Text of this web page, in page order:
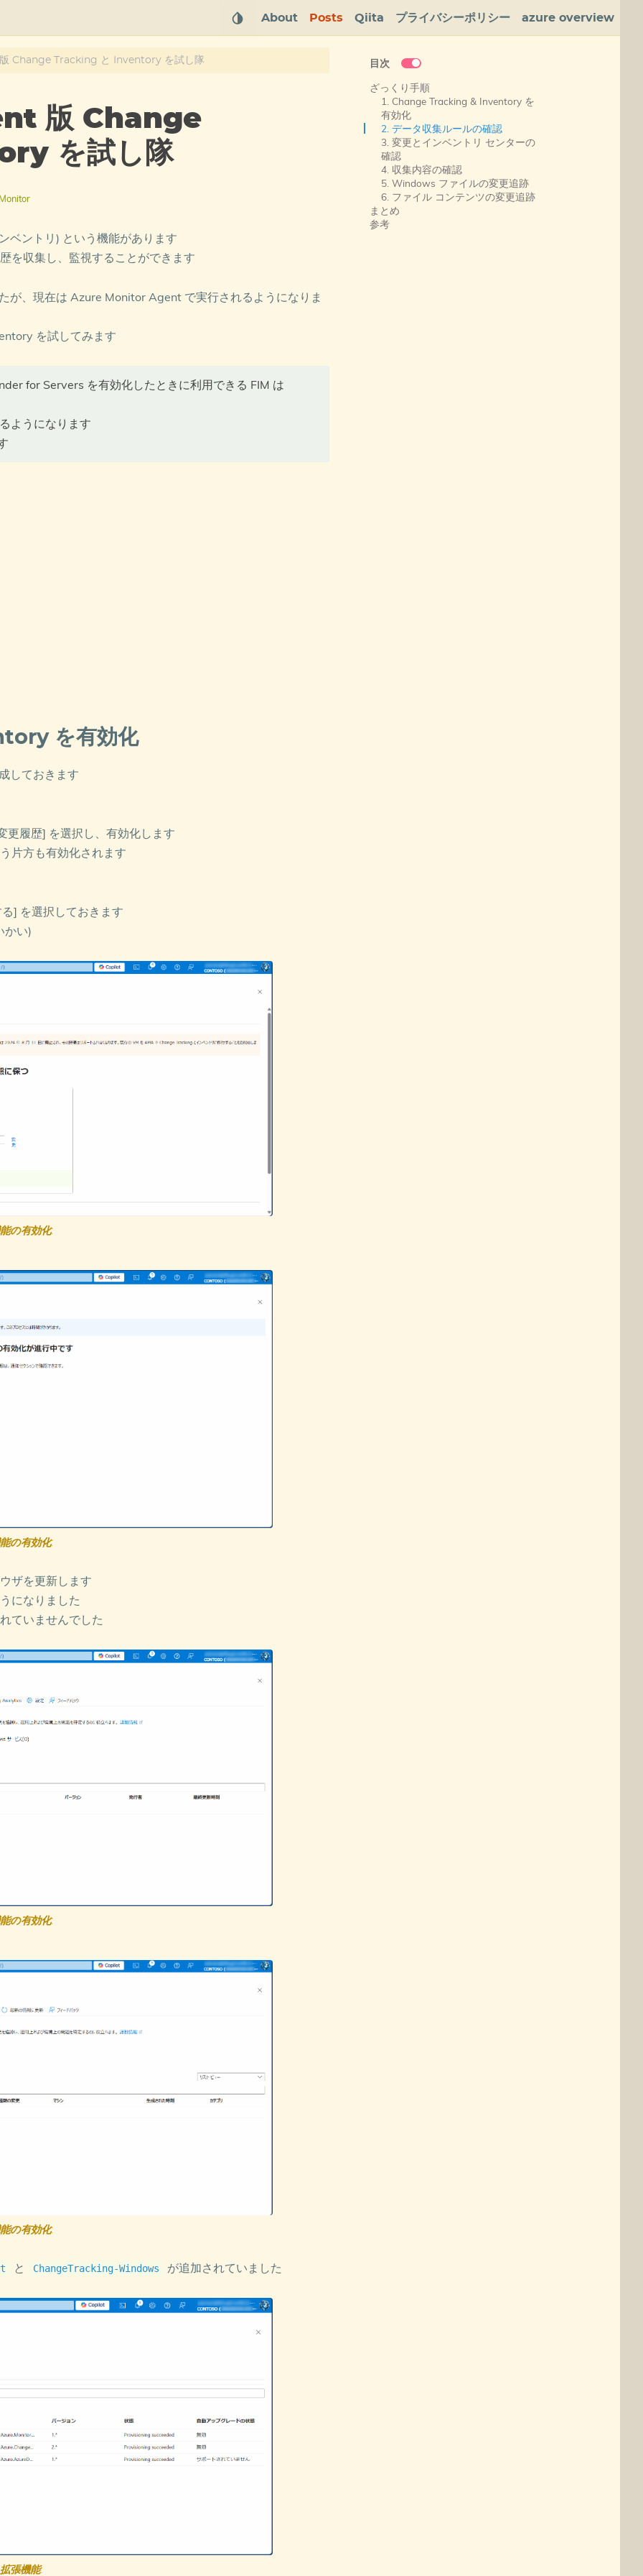
About Posts Qiita プライバシーポリシー azure overview
Change Tracking と Inventory を試し隊
版 Change
を試し隊
ベントリ) という機能があります
を収集し、監視することができます
、現在は Azure Monitor Agent で実行されるようになりま
を試してみます
for Servers を有効化したときに利用できる FIM は
ようになります
を有効化
しておきます
更履歴] を選択し、有効化します
片方も有効化されます
] を選択しておきます
かい)
の有効化:
の有効化:
ザを更新します
になりました
ていませんでした
の有効化:
の有効化:
と ChangeTracking-Windows が追加されていました
拡張機能:
目次
ざっくり手順
1. Change Tracking & Inventory を
有効化
2. データ収集ルールの確認
3. 変更とインベントリ センターの
確認
4. 収集内容の確認
5. Windows ファイルの変更追跡
6. ファイル コンテンツの変更追跡
まとめ
参考